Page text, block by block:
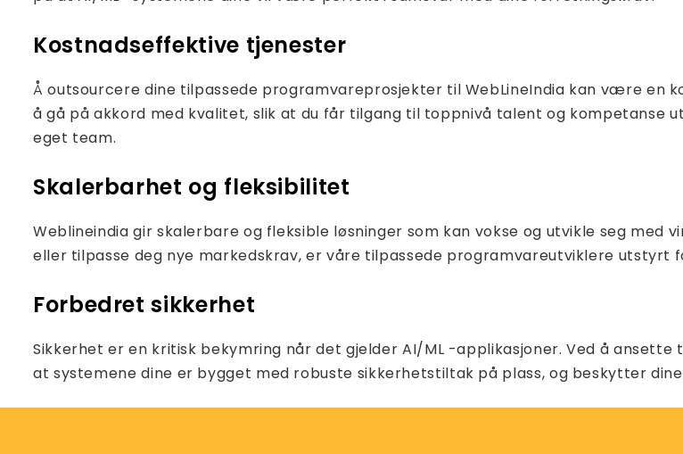
Kostnadseffektive tjenester
Å outsourcere dine tilpassede programvareprosjekter til WebLineIndia kan være en
å gå på akkord med kvalitet, slik at du får tilgang til toppnivå talent og kompetanse
eget team.
Skalerbarhet og fleksibilitet
Weblineindia gir skalerbare og fleksible løsninger som kan vokse og utvikle seg
eller tilpasse deg nye markedskrav, er våre tilpassede programvareutviklere utstyrt
Forbedret sikkerhet
Sikkerhet er en kritisk bekymring når det gjelder AI/ML -applikasjoner. Ved å
at systemene dine er bygget med robuste sikkerhetstiltak på plass, og beskytter